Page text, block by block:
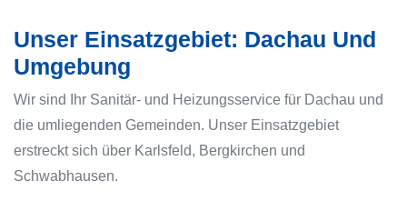
Unser Einsatzgebiet: Dachau Und
Umgebung
Wir sind Ihr Sanitär- und Heizungsservice für Dachau und
die umliegenden Gemeinden. Unser Einsatzgebiet
erstreckt sich über Karlsfeld, Bergkirchen und
Schwabhausen.